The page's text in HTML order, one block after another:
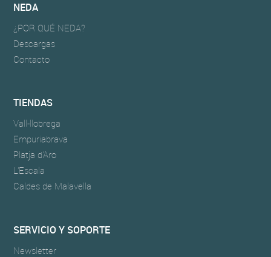
NEDA
¿POR QUÉ NEDA?
Descargas
Contacto
TIENDAS
​Vall-llobrega
Empuriabrava
Platja d'Aro
L'Escala
Caldes de Malavella
SERVICIO Y SOPORTE
Newsletter